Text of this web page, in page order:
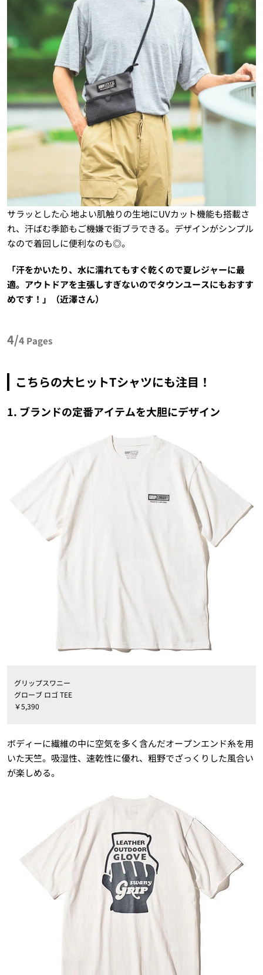
サラッとした心 地よい肌触りの生地にUVカット機能も搭載さ
れ、汗ばむ季節もご機嫌で街ブラできる。デザインがシンプル
なので着回しに便利なのも◎。
「汗をかいたり、水に濡れてもすぐ乾くので夏レジャーに最
適。アウトドアを主張しすぎないのでタウンユースにもおすす
めです！」（近澤さん）
4/4 Pages
こちらの大ヒットTシャツにも注目！
1. ブランドの定番アイテムを大胆にデザイン
グリップスワニー
グローブ ロゴ TEE
￥5,390
ボディーに繊維の中に空気を多く含んだオープンエンド糸を用
いた天竺。吸湿性、速乾性に優れ、粗野でざっくりした風合い
が楽しめる。